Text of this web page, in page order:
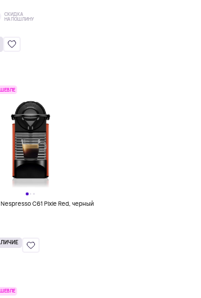
СКИДКА
НА ПОШЛИНУ
C61 Pixie Red, черный